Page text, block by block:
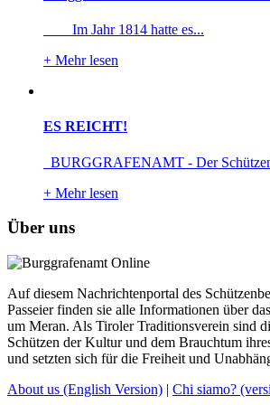
Im Jahr 1814 hatte es...
+ Mehr lesen
ES REICHT!
BURGGRAFENAMT - Der
+ Mehr lesen
Über uns
Auf diesem Nachrichtenportal des
Passeier finden sie alle Informationen über
um Meran. Als Tiroler Traditionsverein sind
Schützen der Kultur und dem Brauchtum
und setzten sich für die Freiheit und
About us (English Version) | Chi siamo?